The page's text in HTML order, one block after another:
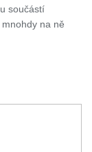
součástí
na ně